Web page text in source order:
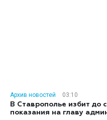
Архив новостей
03:10
В Ставрополье избит до
показания на главу